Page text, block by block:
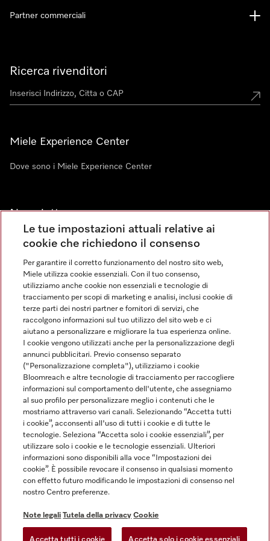
Ricerca rivenditori
Miele Experience Center
Dove sono i Miele Experience Center
Newsletter
Linguaggio
ITALIANO
Partner commerciali
Note Legali
Tutela della privacy
Miele su YoutubeMiele su Instagram
Miele su Facebook
Miele on Pinterest
Miele su LinkedIn
Le tue impostazioni attuali relative ai
cookie che richiedono il consenso
Per garantire il corretto funzionamento del nostro sito web,
Miele utilizza cookie essenziali. Con il tuo consenso,
utilizziamo anche cookie non essenziali e tecnologie di
tracciamento per scopi di marketing e analisi, inclusi cookie di
terze parti dei nostri partner e fornitori di servizi, che
raccolgono informazioni sul tuo utilizzo del sito web e ci
aiutano a personalizzare e migliorare la tua esperienza online.
I cookie vengono utilizzati anche per la personalizzazione degli
annunci pubblicitari. Previo consenso separato
("Personalizzazione completa"), utilizziamo i cookie
Bloomreach e altre tecnologie di tracciamento per raccogliere
informazioni sul comportamento dell'utente, che assegniamo
al suo profilo per personalizzare meglio i contenuti che le
mostriamo attraverso vari canali. Selezionando “Accetta tutti
i cookie”, acconsenti all'uso di tutti i cookie e di tutte le
tecnologie. Seleziona “Accetta solo i cookie essenziali”, per
utilizzare solo i cookie e le tecnologie essenziali. Ulteriori
informazioni sono disponibili alla voce “Impostazioni dei
cookie”. È possibile revocare il consenso in qualsiasi momento
con effetto futuro modificando le impostazioni di consenso nel
nostro Centro preferenze.
Note legali Tutela della privacy Cookie